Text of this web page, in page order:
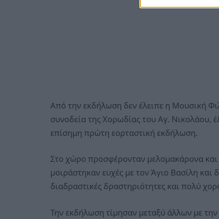
Από την εκδήλωση δεν έλειπε η Μουσική
συνοδεία της Χορωδίας του Αγ. Νικολάου,
επίσημη πρώτη εορταστική εκδήλωση.
Στο χώρο προσφέρονταν μελομακάρονα και
μοιράστηκαν ευχές με τον Άγιο Βασίλη και
διαδραστικές δραστηριότητες και πολύ
Την εκδήλωση τίμησαν μεταξύ άλλων με